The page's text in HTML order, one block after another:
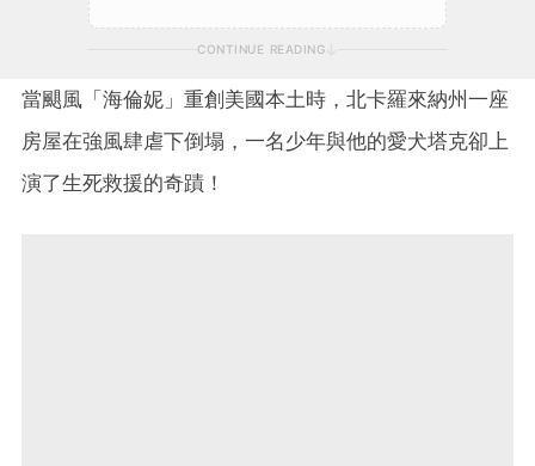
CONTINUE READING
當颶風「海倫妮」重創美國本土時，北卡羅來納州一座
房屋在強風肆虐下倒塌，一名少年與他的愛犬塔克卻上
演了生死救援的奇蹟！